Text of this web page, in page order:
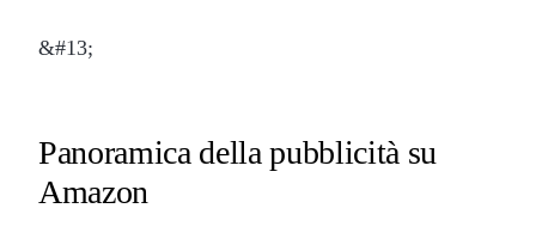
&#13;
Panoramica della pubblicità su
Amazon